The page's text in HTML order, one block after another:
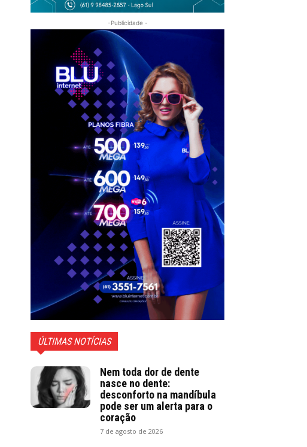
-Publicidade -
ÚLTIMAS NOTÍCIAS
Nem toda dor de dente
nasce no dente:
desconforto na mandíbula
pode ser um alerta para o
coração
7 de agosto de 2026